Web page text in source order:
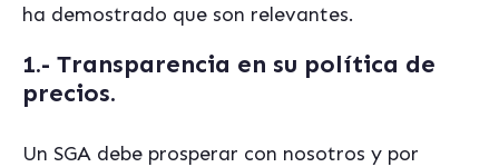
ha demostrado que son relevantes.
1.- Transparencia en su política de
precios.
Un SGA debe prosperar con nosotros y por